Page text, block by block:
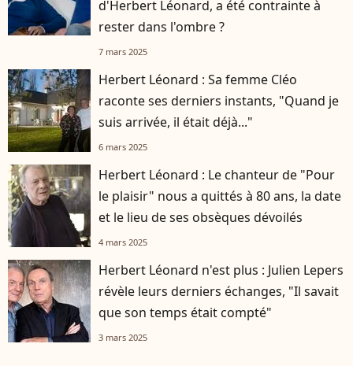
d'Herbert Léonard, a été contrainte à
rester dans l'ombre ?
7 mars 2025
Herbert Léonard : Sa femme Cléo
raconte ses derniers instants, "Quand je
suis arrivée, il était déjà..."
6 mars 2025
Herbert Léonard : Le chanteur de "Pour
le plaisir" nous a quittés à 80 ans, la date
et le lieu de ses obsèques dévoilés
4 mars 2025
Herbert Léonard n'est plus : Julien Lepers
révèle leurs derniers échanges, "Il savait
que son temps était compté"
3 mars 2025